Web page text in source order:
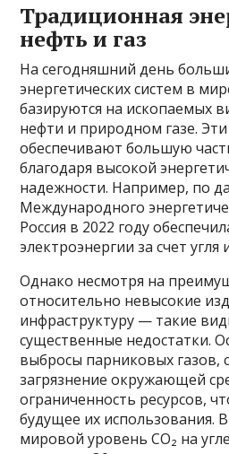
Традиционная
нефть и газ
На сегодняшний день
энергетических систем в
базируются на ископаемых
нефти и природном газе.
обеспечивают большую
благодаря высокой
надежности. Например, по
Международного
Россия в 2022 году
электроэнергии за счет угля
Однако несмотря на
относительно невысокие
инфраструктуру — такие
существенные недостатки.
выбросы парниковых газов,
загрязнение окружающей
ограниченность ресурсов,
будущее их использования.
мировой уровень СО₂ на